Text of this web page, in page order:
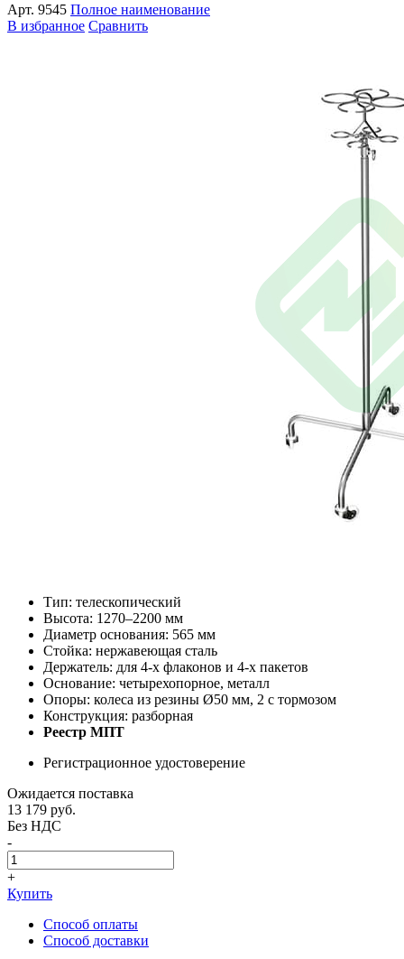
Арт. 9545 Полное наименование
В избранное Сравнить
Тип: телескопический
Высота: 1270–2200 мм
Диаметр основания: 565 мм
Стойка: нержавеющая сталь
Держатель: для 4-х флаконов и 4-х пакетов
Основание: четырехопорное, металл
Опоры: колеса из резины Ø50 мм, 2 с тормозом
Конструкция: разборная
Реестр МПТ
Регистрационное удостоверение
Ожидается поставка
13 179 руб.
Без НДС
-
+
Купить
Способ оплаты
Способ доставки